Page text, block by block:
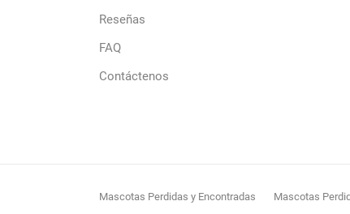
Reseñas
FAQ
Contáctenos
Mascotas Perdidas y Encontradas Mascotas